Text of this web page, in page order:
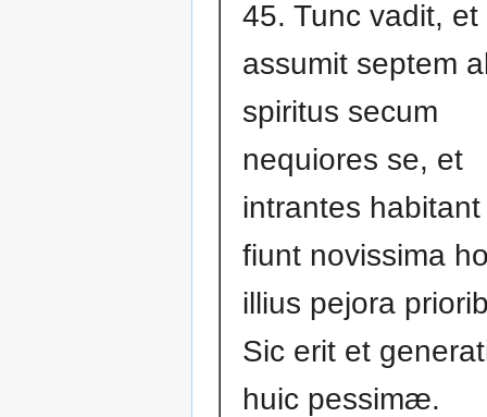
45. Tunc vadit, et
assumit septem
spiritus secum
nequiores se, et
intrantes
fiunt novissima
illius pejora
Sic erit et
huic pessimæ.